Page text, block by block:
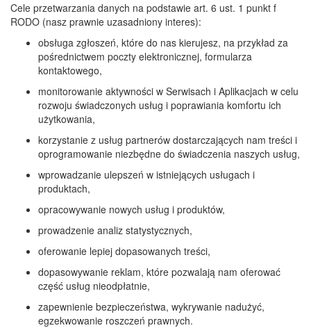
Cele przetwarzania danych na podstawie art. 6 ust. 1 punkt f
RODO (nasz prawnie uzasadniony interes):
obsługa zgłoszeń, które do nas kierujesz, na przykład za
pośrednictwem poczty elektronicznej, formularza
kontaktowego,
monitorowanie aktywności w Serwisach i Aplikacjach w celu
rozwoju świadczonych usług i poprawiania komfortu ich
użytkowania,
korzystanie z usług partnerów dostarczających nam treści i
oprogramowanie niezbędne do świadczenia naszych usług,
wprowadzanie ulepszeń w istniejących usługach i
produktach,
opracowywanie nowych usług i produktów,
prowadzenie analiz statystycznych,
oferowanie lepiej dopasowanych treści,
dopasowywanie reklam, które pozwalają nam oferować
część usług nieodpłatnie,
zapewnienie bezpieczeństwa, wykrywanie nadużyć,
egzekwowanie roszczeń prawnych.